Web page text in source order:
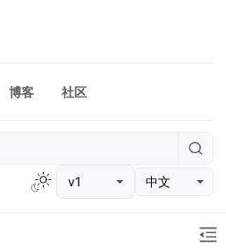
博客 社区
v1 中文